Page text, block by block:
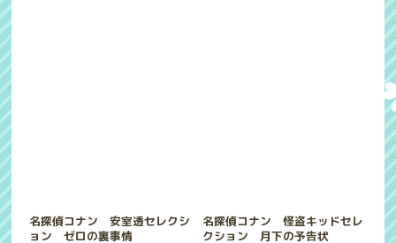
名探偵コナン 安室透セレクシ
ョン ゼロの裏事情
名探偵コナン 怪盗キッドセレ
クション 月下の予告状